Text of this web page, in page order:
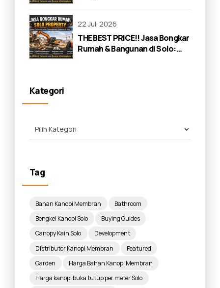
22 Juli 2026
THE BEST PRICE!! Jasa Bongkar
Rumah & Bangunan di Solo:
Kategori
Tag
Bahan Kanopi Membran
Bathroom
Bengkel Kanopi Solo
Buying Guides
Canopy Kain Solo
Development
Distributor Kanopi Membran
Featured
Garden
Harga Bahan Kanopi Membran
Harga kanopi buka tutup per meter Solo